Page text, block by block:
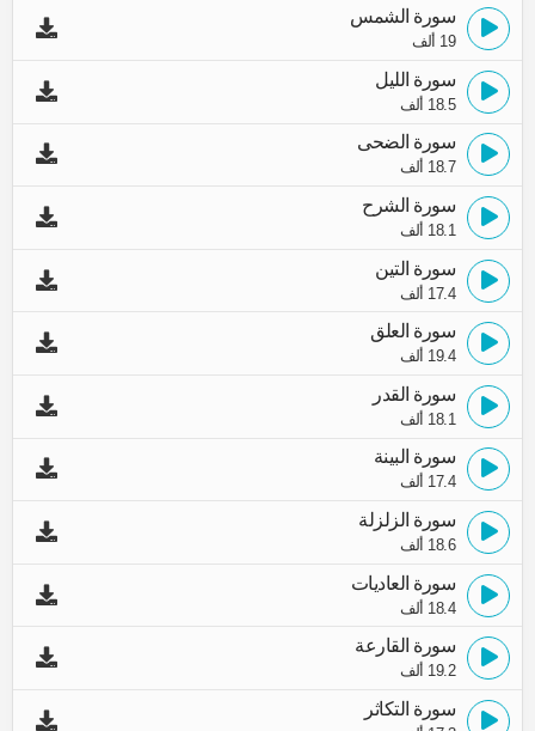
سورة الشمس
19 ألف
سورة الليل
18.5 ألف
سورة الضحى
18.7 ألف
سورة الشرح
18.1 ألف
سورة التين
17.4 ألف
سورة العلق
19.4 ألف
سورة القدر
18.1 ألف
سورة البينة
17.4 ألف
سورة الزلزلة
18.6 ألف
سورة العاديات
18.4 ألف
سورة القارعة
19.2 ألف
سورة التكاثر